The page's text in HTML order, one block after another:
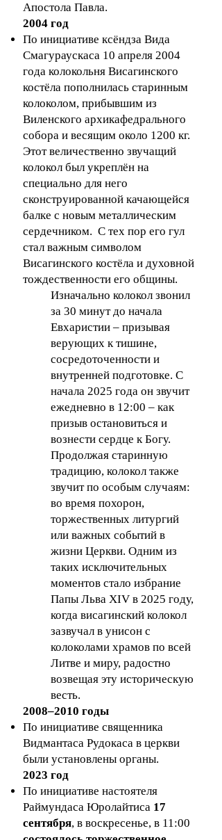
Апостола Павла.
2004 год
По инициативе ксёндза Вида
Смагураускаса 10 апреля 2004
года колокольня Висагинского
костёла пополнилась старинным
колоколом, прибывшим из
Виленского архикафедрального
собора и весящим около 1200 кг.
Этот величественно звучащий
колокол был укреплён на
специально для него
сконструированной качающейся
балке с новым металлическим
сердечником. С тех пор его гул
стал важным символом
Висагинского костёла и духовной
тождественности его общины.
Изначально колокол звонил
за 30 минут до начала
Евхаристии – призывая
верующих к тишине,
сосредоточенности и
внутренней подготовке. С
начала 2025 года он звучит
ежедневно в 12:00 – как
призыв остановиться и
вознести сердце к Богу.
Продолжая старинную
традицию, колокол также
звучит по особым случаям:
во время похорон,
торжественных литургий
или важных событий в
жизни Церкви. Одним из
таких исключительных
моментов стало избрание
Папы Льва XIV в 2025 году,
когда висагинский колокол
зазвучал в унисон с
колоколами храмов по всей
Литве и миру, радостно
возвещая эту историческую
весть.
2008–2010 годы
По инициативе священника
Видмантаса Рудокаса в церкви
были установлены органы.
2023 год
По инициативе настоятеля
Раймундаса Юролайтиса 17
сентября, в воскресенье, в 11:00